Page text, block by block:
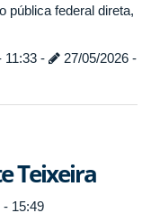
pública federal direta,
11:33 -
27/05/2026 -
Teixeira
- 15:49